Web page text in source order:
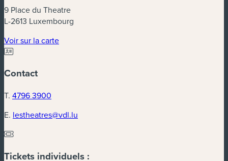
9 Place du Theatre
L-2613 Luxembourg
Voir sur la carte(nouvelle fenêtre)
Contact
T. 4796 3900
E. lestheatres@vdl.lu
Tickets individuels :